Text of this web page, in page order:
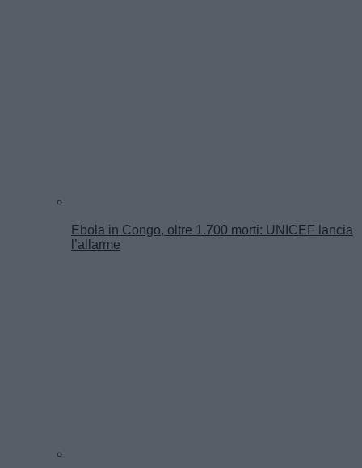
Ebola in Congo, oltre 1.700 morti: UNICEF lancia
l’allarme